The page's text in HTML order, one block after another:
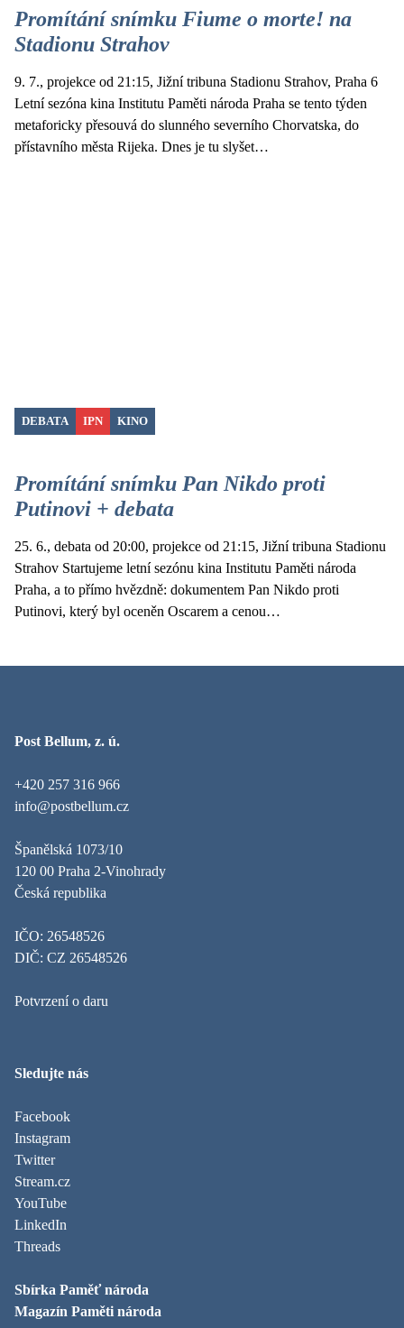
Promítání snímku Fiume o morte! na
Stadionu Strahov
9. 7., projekce od 21:15, Jižní tribuna Stadionu Strahov, Praha 6
Letní sezóna kina Institutu Paměti národa Praha se tento týden
metaforicky přesouvá do slunného severního Chorvatska, do
přístavního města Rijeka. Dnes je tu slyšet…
DEBATA IPN KINO
Promítání snímku Pan Nikdo proti
Putinovi + debata
25. 6., debata od 20:00, projekce od 21:15, Jižní tribuna Stadionu
Strahov Startujeme letní sezónu kina Institutu Paměti národa
Praha, a to přímo hvězdně: dokumentem Pan Nikdo proti
Putinovi, který byl oceněn Oscarem a cenou…
Post Bellum, z. ú.
+420 257 316 966
info@postbellum.cz
Španělská 1073/10
120 00 Praha 2-Vinohrady
Česká republika
IČO: 26548526
DIČ: CZ 26548526
Potvrzení o daru
Sledujte nás
Facebook
Instagram
Twitter
Stream.cz
YouTube
LinkedIn
Threads
Sbírka Paměť národa
Magazín Paměti národa